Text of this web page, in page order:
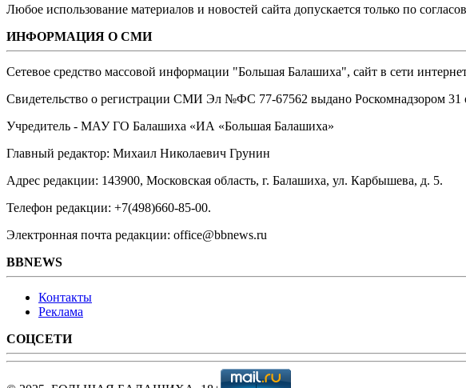
Любое использование материалов и новостей сайта допускается только по
ИНФОРМАЦИЯ О СМИ
Сетевое средство массовой информации "Большая Балашиха", сайт в сети
Свидетельство о регистрации СМИ Эл №ФС ‎77-67562 выдано Роскомнадзором 31
Учредитель - МАУ ГО Балашиха «ИА «Большая Балашиха»
Главный редактор: Михаил Николаевич Грунин
Адрес редакции: 143900, Московская область, г. Балашиха, ул. Карбышева, д. 5.
Телефон редакции: +7(498)660-85-00.
Электронная почта редакции: office@bbnews.ru
BBNEWS
Контакты
Реклама
СОЦСЕТИ